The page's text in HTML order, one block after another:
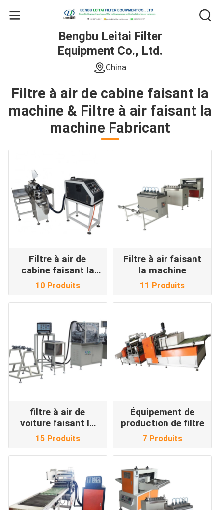
Bengbu Leitai Filter
Equipment Co., Ltd.
China
Filtre à air de cabine faisant la
machine & Filtre à air faisant la
machine Fabricant
Filtre à air de
cabine faisant la
machine
10 Produits
Filtre à air faisant
la machine
11 Produits
filtre à air de
voiture faisant la
machine
15 Produits
Équipement de
production de filtre
7 Produits